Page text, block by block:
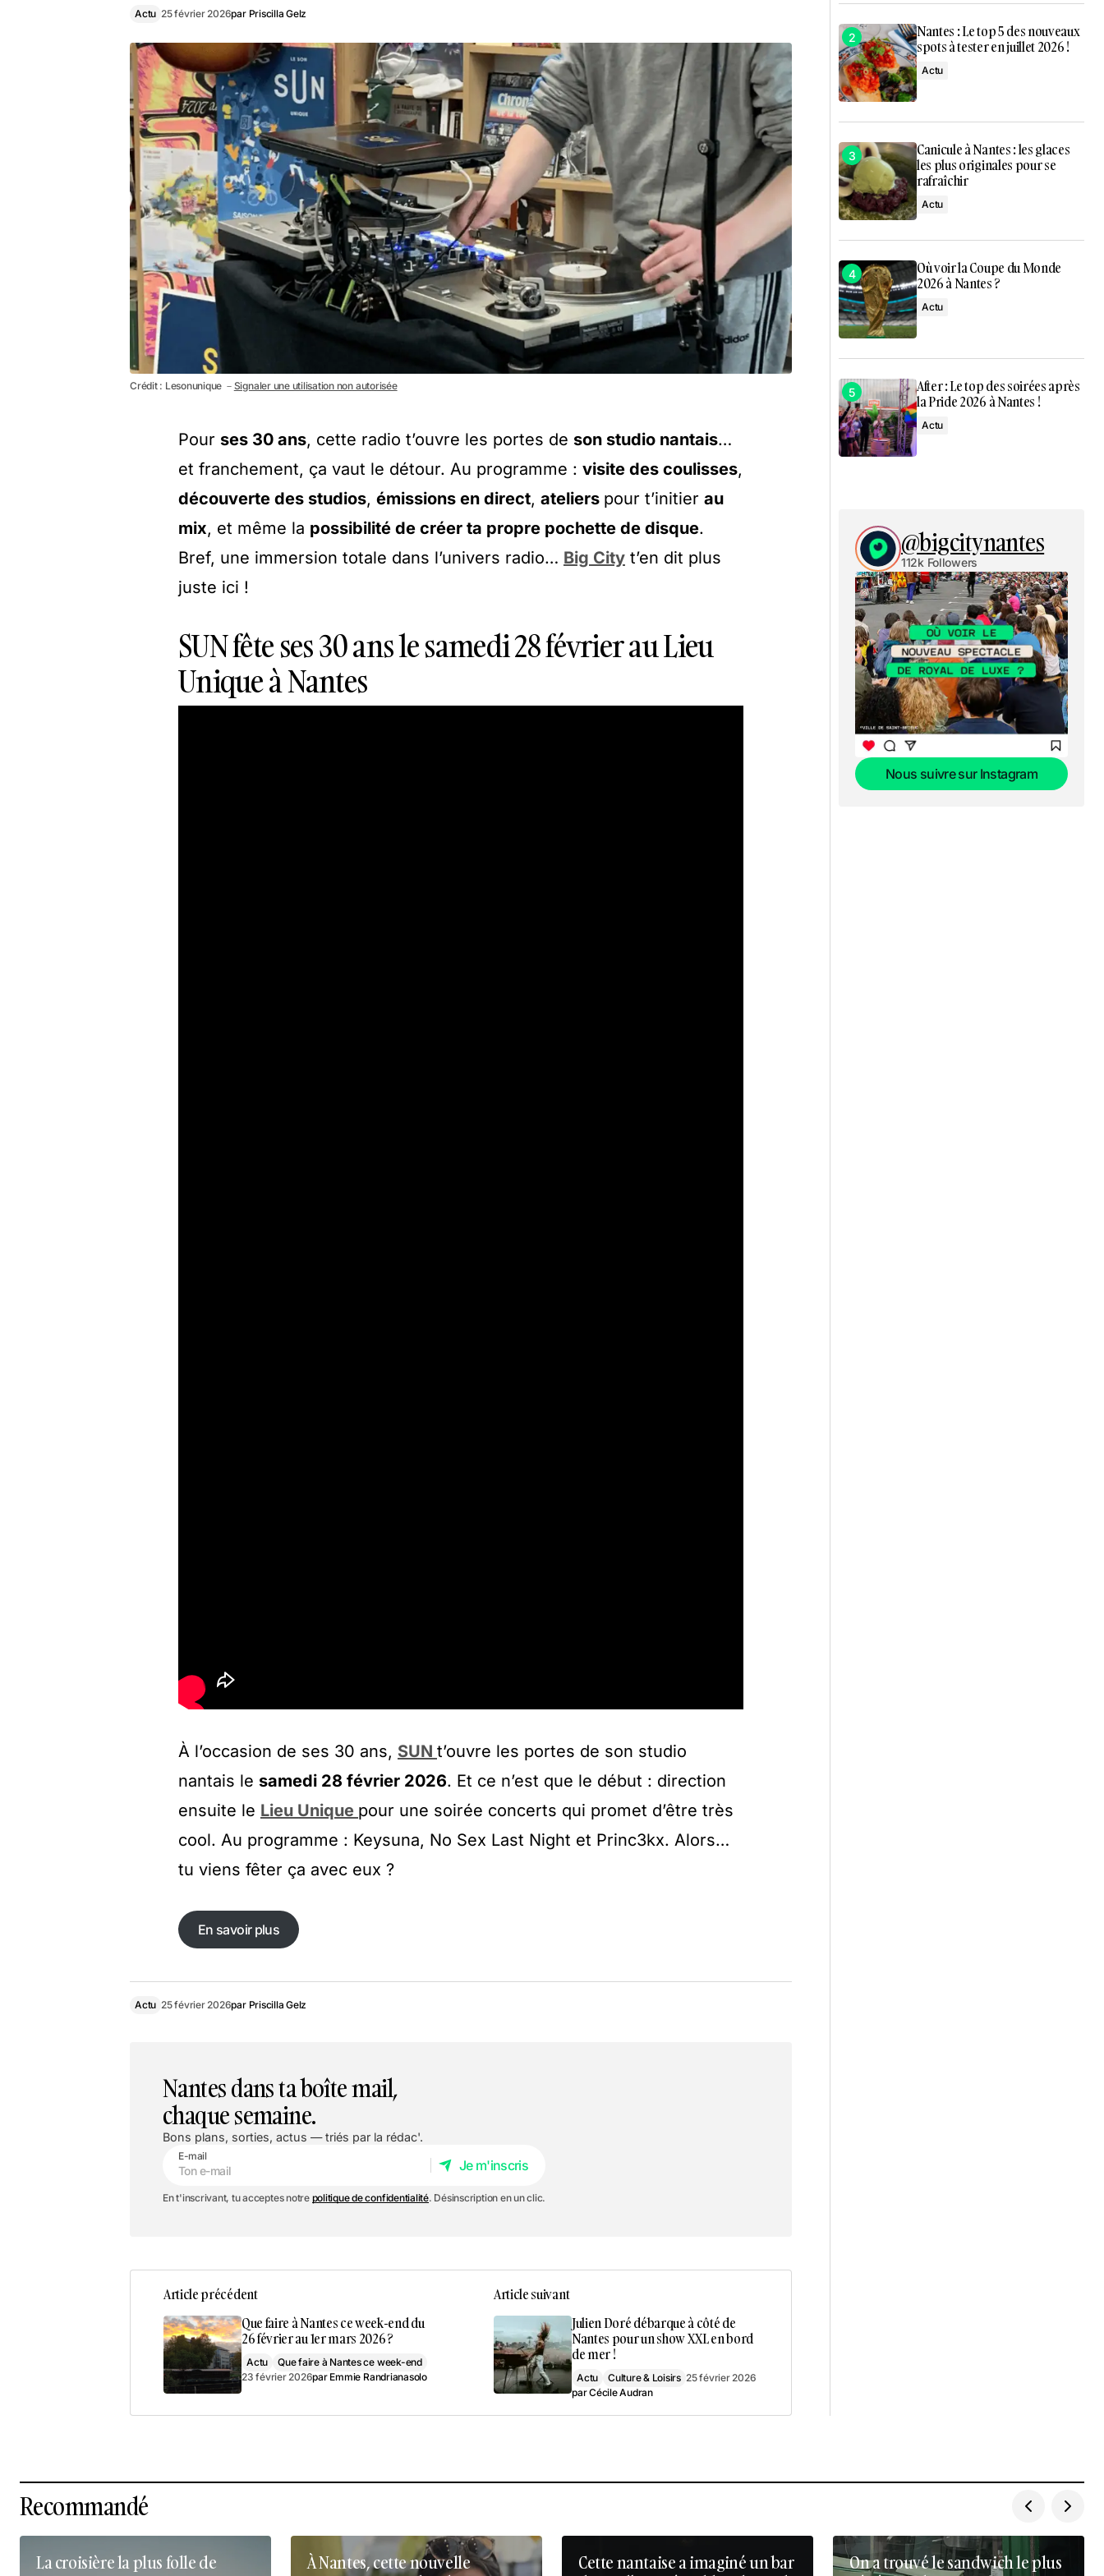
Actu 25 février 2026par Priscilla Gelz
Crédit : Lesonunique － Signaler une utilisation non autorisée
Pour ses 30 ans, cette radio t’ouvre les portes de son studio nantais…
et franchement, ça vaut le détour. Au programme : visite des coulisses,
découverte des studios, émissions en direct, ateliers pour t’initier au
mix, et même la possibilité de créer ta propre pochette de disque.
Bref, une immersion totale dans l’univers radio… Big City t’en dit plus
juste ici !
SUN fête ses 30 ans le samedi 28 février au Lieu
Unique à Nantes
À l’occasion de ses 30 ans, SUN t’ouvre les portes de son studio
nantais le samedi 28 février 2026. Et ce n’est que le début : direction
ensuite le Lieu Unique pour une soirée concerts qui promet d’être très
cool. Au programme : Keysuna, No Sex Last Night et Princ3kx. Alors…
tu viens fêter ça avec eux ?
En savoir plus
Actu 25 février 2026par Priscilla Gelz
Nantes dans ta boîte mail,
chaque semaine.
Bons plans, sorties, actus — triés par la rédac'.
E-mail
Je m'inscris
En t'inscrivant, tu acceptes notre politique de confidentialité. Désinscription en un clic.
Article précédent
Que faire à Nantes ce week-end du
26 février au 1er mars 2026 ?
Actu
Que faire à Nantes ce week-end
23 février 2026par Emmie Randrianasolo
Article suivant
Julien Doré débarque à côté de
Nantes pour un show XXL en bord
de mer !
Actu Culture & Loisirs 25 février 2026
parCécile Audran
Nantes : Le top 5 des nouveaux
spots à tester en juillet 2026 !
Actu
Canicule à Nantes : les glaces
les plus originales pour se
rafraîchir
Actu
Où voir la Coupe du Monde
2026 à Nantes ?
Actu
After : Le top des soirées après
la Pride 2026 à Nantes !
Actu
@bigcitynantes
112k Followers
Nous suivre sur Instagram
Recommandé
La croisière la plus folle de
À Nantes, cette nouvelle
Cette nantaise a imaginé un bar
On a trouvé le sandwich le plus